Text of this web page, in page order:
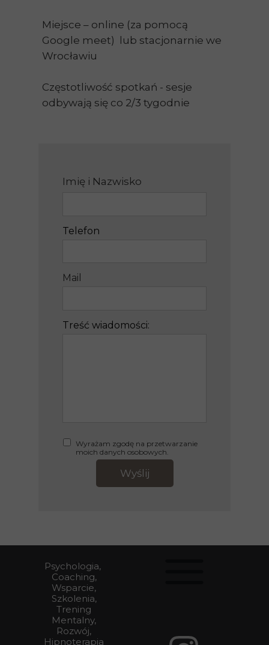
Imię i Nazwisko
Telefon
Mail
Treść wiadomości:
Wyrażam zgodę na przetwarzanie
moich danych osobowych.
Wyślij
Miejsce – online (za pomocą
Google meet) lub stacjonarnie we
Wrocławiu
Częstotliwość spotkań - sesje
odbywają się co 2/3 tygodnie
Psychologia,
Coaching,
Wsparcie,
Szkolenia,
Trening
Mentalny,
Rozwój,
Hipnoterapia